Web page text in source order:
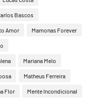
Bascos
Amor Mamonas Forever
Mariana Melo
Matheus Ferreira
Flor Mente Incondicional